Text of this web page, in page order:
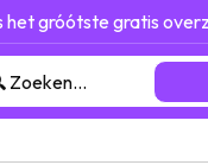
het gróótste gratis